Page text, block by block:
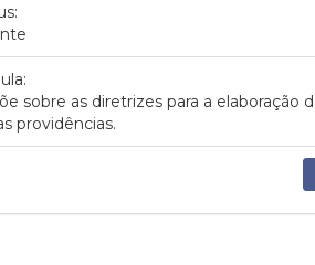
sobre as diretrizes para a elaboração
providências.